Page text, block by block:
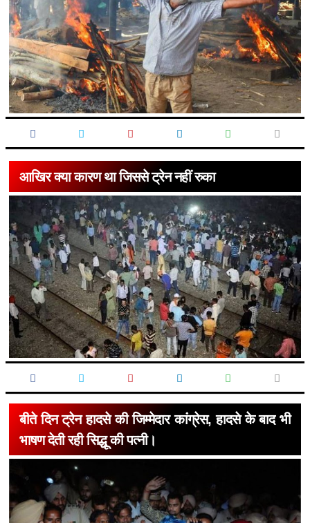
आखिर क्या कारण था जिससे ट्रेन नहीं रुका
बीते दिन ट्रेन हादसे की जिम्मेदार कांग्रेस, हादसे के बाद भी
भाषण देती रही सिद्धू की पत्नी।